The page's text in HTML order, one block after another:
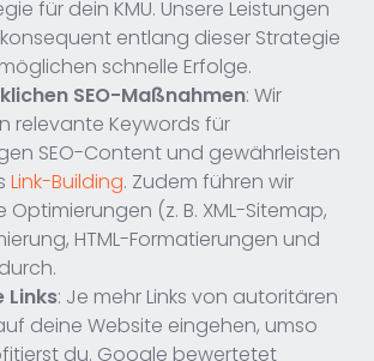
für dein KMU. Unsere Leistungen
entlang dieser Strategie
schnelle Erfolge.
SEO-Maßnahmen: Wir
relevante Keywords für
SEO-Content und gewährleisten
Link-Building. Zudem führen wir
(z. B. XML-Sitemap,
HTML-Formatierungen und
durch.
: Je mehr Links von autoritären
deine Website eingehen, umso
du. Google bewertetet